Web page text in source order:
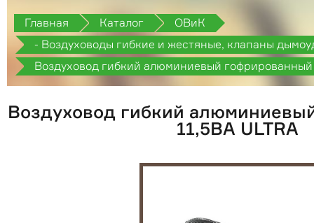
Главная Каталог
ОВиК
- Воздуховоды гибкие и жестяные, клапаны
противопожарные
Воздуховод гибкий алюминиевый гофрированный
Воздуховод гибкий
11,5ВА ULTRA